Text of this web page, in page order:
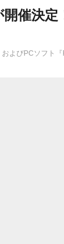
催決定
よびPCソフト